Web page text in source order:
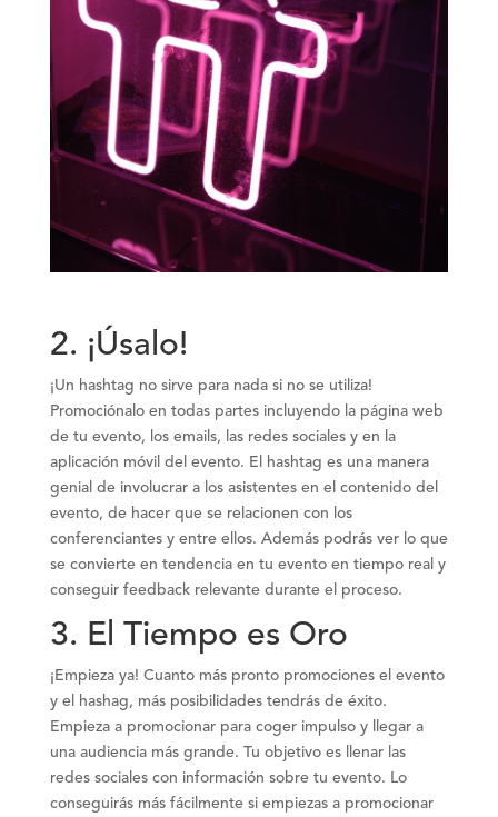
2. ¡Úsalo!
¡Un hashtag no sirve para nada si no se utiliza!
Promociónalo en todas partes incluyendo la página web
de tu evento, los emails, las redes sociales y en la
aplicación móvil del evento. El hashtag es una manera
genial de involucrar a los asistentes en el contenido del
evento, de hacer que se relacionen con los
conferenciantes y entre ellos. Además podrás ver lo que
se convierte en tendencia en tu evento en tiempo real y
conseguir feedback relevante durante el proceso.
3. El Tiempo es Oro
¡Empieza ya! Cuanto más pronto promociones el evento
y el hashag, más posibilidades tendrás de éxito.
Empieza a promocionar para coger impulso y llegar a
una audiencia más grande. Tu objetivo es llenar las
redes sociales con información sobre tu evento. Lo
conseguirás más fácilmente si empiezas a promocionar